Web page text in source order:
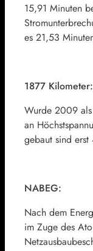
15,91 Minuten
es 21,53
1877 Kilometer:
Wurde 2009
an
gebaut sind erst
NABEG:
Nach dem
im Zuge des